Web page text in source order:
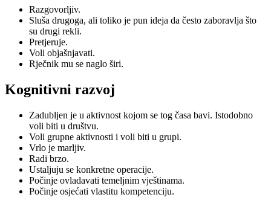
Razgovorljiv.
Sluša drugoga, ali toliko je pun ideja da često zaboravlja što
su drugi rekli.
Pretjeruje.
Voli objašnjavati.
Rječnik mu se naglo širi.
Kognitivni razvoj
Zadubljen je u aktivnost kojom se tog časa bavi. Istodobno
voli biti u društvu.
Voli grupne aktivnosti i voli biti u grupi.
Vrlo je marljiv.
Radi brzo.
Ustaljuju se konkretne operacije.
Počinje ovladavati temeljnim vještinama.
Počinje osjećati vlastitu kompetenciju.